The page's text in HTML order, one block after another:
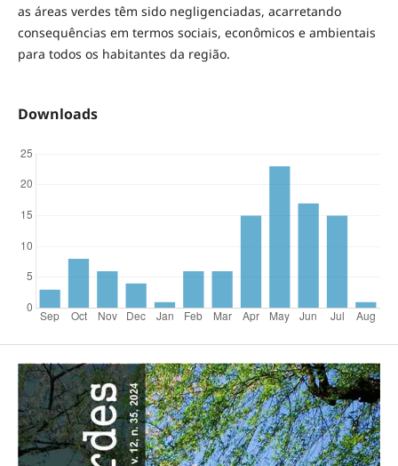
as áreas verdes têm sido negligenciadas, acarretando
consequências em termos sociais, econômicos e ambientais
para todos os habitantes da região.
Downloads